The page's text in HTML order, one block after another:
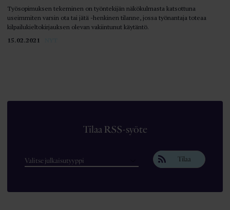
Työsopimuksen tekeminen on työntekijän näkökulmasta katsottuna
useimmiten varsin ota tai jätä -henkinen tilanne, jossa työnantaja toteaa
kilpailukieltokirjauksen olevan vakiintunut käytäntö.
15.02.2021
Tilaa RSS-syöte
Tilaa